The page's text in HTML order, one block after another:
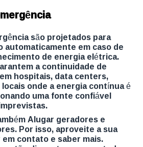
são projetados para
automaticamente em caso de
de energia elétrica.
a continuidade de
hospitais, data centers,
onde a energia contínua é
uma fonte confiável
Alugar geradores e
Por isso, aproveite a sua
contato e saber mais.